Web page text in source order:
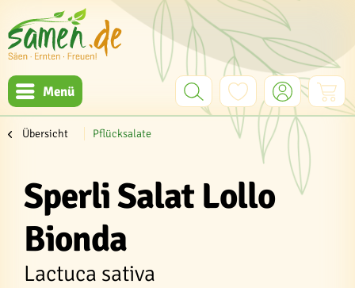
Menü
Übersicht Pflücksalate
Sperli Salat Lollo
Bionda
Lactuca sativa